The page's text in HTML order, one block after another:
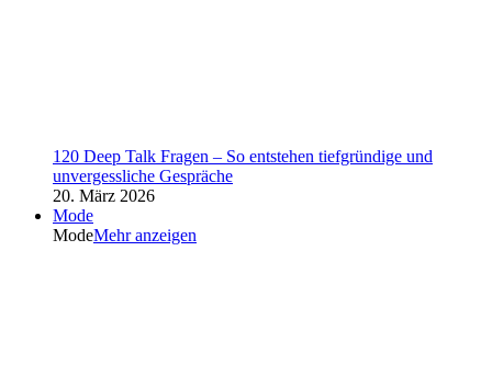
120 Deep Talk Fragen – So entstehen tiefgründige und
unvergessliche Gespräche
20. März 2026
Mode
ModeMehr anzeigen